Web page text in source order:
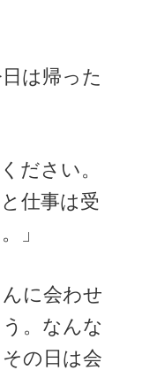
は帰った
ださい。
仕事は受
」
に会わせ
。なんな
の日は会